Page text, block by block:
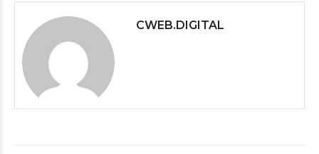
CWEB.DIGITAL